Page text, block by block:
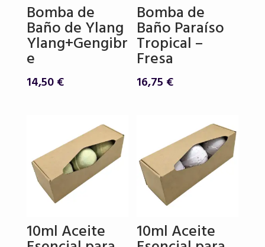
Bomba de
Baño de Ylang
Ylang+Gengibr
e
14,50€
Bomba de
Baño Paraíso
Tropical –
Fresa
16,75 €
10ml Aceite 10ml Aceite